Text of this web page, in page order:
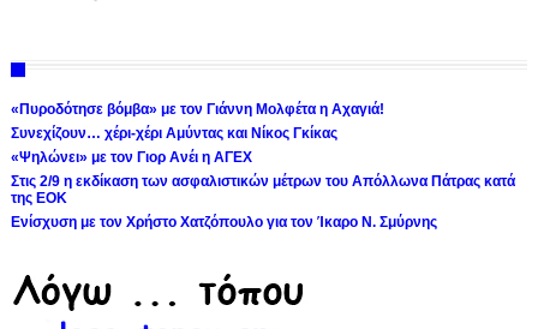
«Πυροδότησε βόμβα» με τον Γιάννη Μολφέτα η Αχαγιά!
Συνεχίζουν… χέρι-χέρι Αμύντας και Νίκος Γκίκας
«Ψηλώνει» με τον Γιορ Ανέι η ΑΓΕΧ
Στις 2/9 η εκδίκαση των ασφαλιστικών μέτρων του Απόλλωνα Πάτρας κατά
της ΕΟΚ
Ενίσχυση με τον Χρήστο Χατζόπουλο για τον Ίκαρο Ν. Σμύρνης